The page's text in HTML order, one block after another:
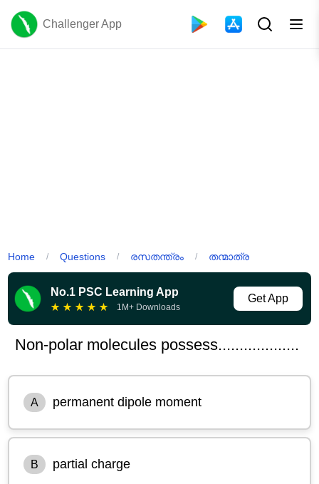
Challenger App
Home / Questions / രസതന്ത്രം / തന്മാത്ര
No.1 PSC Learning App
★ ★ ★ ★ ★ 1M+ Downloads
Get App
Non-polar molecules possess...................
A permanent dipole moment
B partial charge